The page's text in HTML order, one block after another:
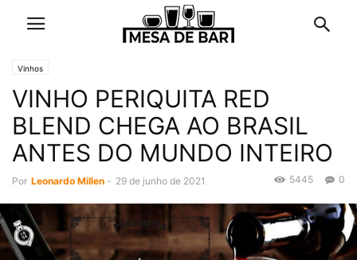
Vinhos
VINHO PERIQUITA RED
BLEND CHEGA AO BRASIL
ANTES DO MUNDO INTEIRO
Por Leonardo Millen - 29 de junho de 2021 0
5445